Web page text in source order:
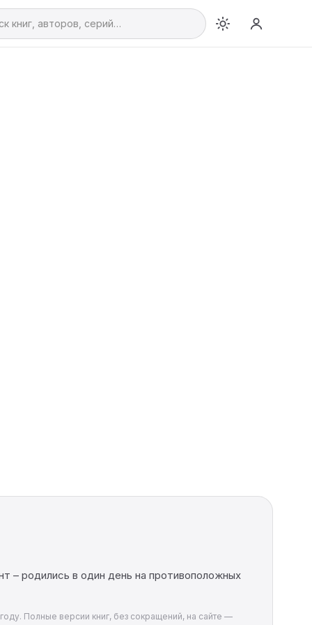
– родились в один день на противоположных
Полные версии книг, без сокращений, на сайте —